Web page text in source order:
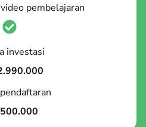
pembelajaran
investasi